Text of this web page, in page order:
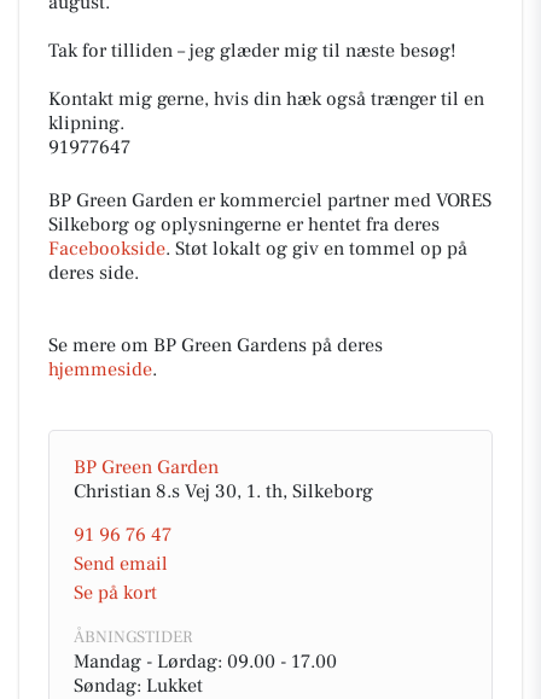
Tak for tilliden – jeg glæder mig til næste besøg!
Kontakt mig gerne, hvis din hæk også trænger til en
klipning.
91977647
BP Green Garden er kommerciel partner med VORES
Silkeborg og oplysningerne er hentet fra deres
Facebookside. Støt lokalt og giv en tommel op på
deres side.
Se mere om BP Green Gardens på deres
hjemmeside.
BP Green Garden
Christian 8.s Vej 30, 1. th, Silkeborg
91 96 76 47
Send email
Se på kort
ÅBNINGSTIDER
Mandag - Lørdag: 09.00 - 17.00
Søndag: Lukket